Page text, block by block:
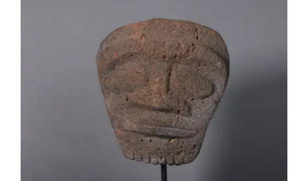
AMS005 Figure idole en pierre
volcanique – Amérique du Sud